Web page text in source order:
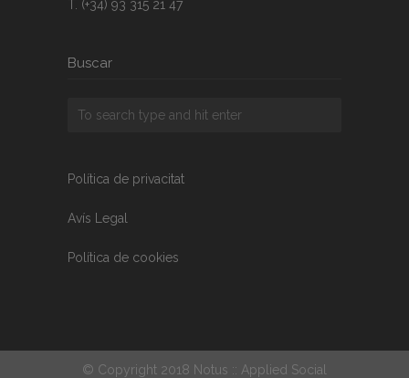
T. (+34) 93 315 21 47
Buscar
Política de privacitat
Avís Legal
Política de cookies
© Copyright 2018 Notus :: Applied Social